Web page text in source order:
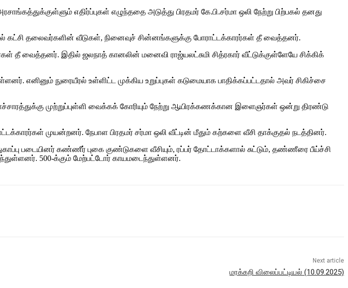
எதிர்ப்புகள் எழுந்ததை அடுத்து பிரதமர் கே.பி.சர்மா ஒலி நேற்று பிற்பகல் தனது
கட்சி தலைவர்களின் வீடுகள், நினைவுச் சின்னங்களுக்கு போராட்டக்காரர்கள் தீ வைத்தனர்.
தீ வைத்தனர். இதில் ஜலநாத் கானலின் மனைவி ராஜ்யலட்சுமி சித்ரகார் வீட்டுக்குள்ளேயே சிக்கிக்
நுரையீரல் உள்ளிட்ட முக்கிய உறுப்புகள் கடுமையாக பாதிக்கப்பட்டதால் அவர் சிகிச்சை
முற்​றுப்​புள்ளி வைக்கக் கோரியும் நேற்று ஆயிரக்​கணக்​கான இளைஞர்கள் ஒன்று திரண்டு
முயன்​றனர். நேபாள பிரதமர் சர்மா ஒலி வீட்​டின் மீதும் கற்​களை வீசி தாக்​குதல் நடத்​தினர்.
படை​யினர் கண்​ணீர் புகை குண்​டு​களை வீசி​யும், ரப்​பர் தோட்​டாக்​களால் சுட்​டும், தண்​ணீரை பீய்ச்​சி​
500-க்​கும் மேற்​பட்​டோர் காயமடைந்துள்ளனர்.
Next article
மரக்கறி விலைப்பட்டியல் (10.09.2025)